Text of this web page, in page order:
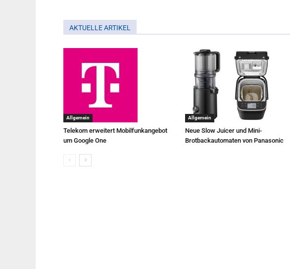
AKTUELLE ARTIKEL
Allgemein
Telekom erweitert Mobilfunkangebot
um Google One
Allgemein
Neue Slow Juicer und Mini-
Brotbackautomaten von Panasonic